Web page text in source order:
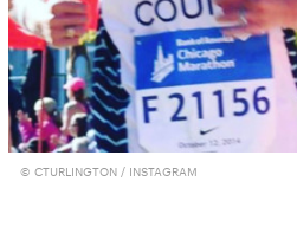
© CTURLINGTON / INSTAGRAM